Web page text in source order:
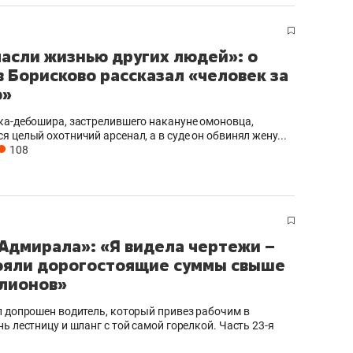
жизнью других людей»: о
Борисково рассказал «человек за
дебошира, застрелившего накануне омоновца,
целый охотничий арсенал, а в суде он обвинял жену...
108
«Я видела чертежи –
дорогостоящие суммы свыше
допрошен водитель, который привез рабочим в
лестницу и шланг с той самой горелкой. Часть 23-я
чем интересен Оман?
в дикой
работа
и физическим
Мексика, рок-концерт
и вагон с чак-чаком: как